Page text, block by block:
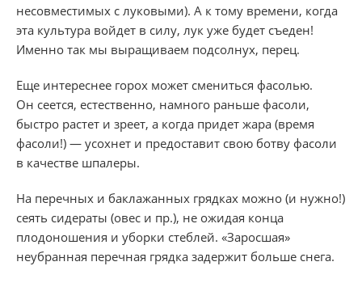
несовместимых с луковыми). А к тому времени, когда
эта культура войдет в силу, лук уже будет съеден!
Именно так мы выращиваем подсолнух, перец.
Еще интереснее горох может смениться фасолью.
Он сеется, естественно, намного раньше фасоли,
быстро растет и зреет, а когда придет жара (время
фасоли!) — усохнет и предоставит свою ботву фасоли
в качестве шпалеры.
На перечных и баклажанных грядках можно (и нужно!)
сеять сидераты (овес и пр.), не ожидая конца
плодоношения и уборки стеблей. «Заросшая»
неубранная перечная грядка задержит больше снега.